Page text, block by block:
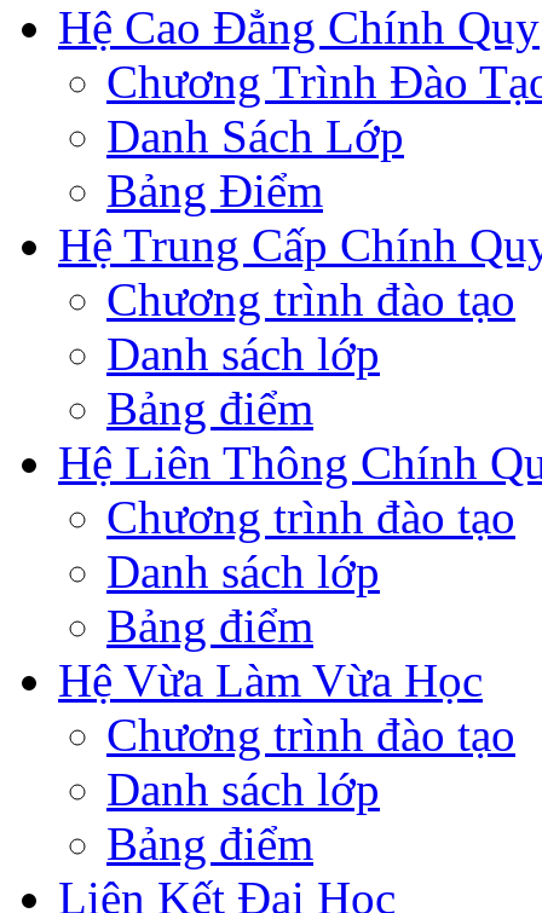
Hệ Cao Đẳng Chính Quy
Chương Trình Đào
Danh Sách Lớp
Bảng Điểm
Hệ Trung Cấp Chính
Chương trình đào tạo
Danh sách lớp
Bảng điểm
Hệ Liên Thông Chính
Chương trình đào tạo
Danh sách lớp
Bảng điểm
Hệ Vừa Làm Vừa Học
Chương trình đào tạo
Danh sách lớp
Bảng điểm
Liên Kết Đại Học